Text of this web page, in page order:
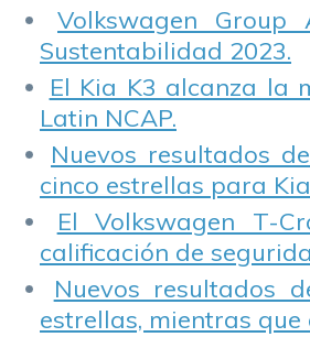
Volkswagen
Sustentabilidad 2023.
El Kia K3 alcanza la
Latin NCAP.
Nuevos resultados
cinco estrellas para
El Volkswagen T-
calificación de
Nuevos resultados
estrellas, mientras